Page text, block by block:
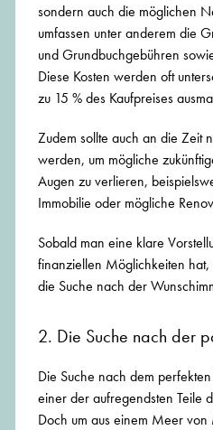
sondern auch die möglichen
umfassen unter anderem die
und Grundbuchgebühren
Diese Kosten werden oft
zu 15 % des Kaufpreises
Zudem sollte auch an die Zeit
werden, um mögliche
Augen zu verlieren,
Immobilie oder mögliche
Sobald man eine klare
finanziellen Möglichkeiten
die Suche nach der
2. Die Suche nach der
Die Suche nach dem
einer der aufregendsten Teile
Doch um aus einem Meer